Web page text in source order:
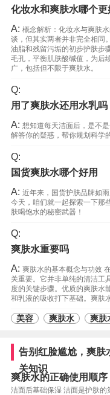
化妆水和爽肤水哪个更
A: 概念解析：化妆水与爽肤
谈，但其实两者并非完全相同
油脂和残留污垢的初步护肤步
毛孔，平衡肌肤酸碱值，为后
广，包括但不限于爽肤水。
Q:
用了爽肤水还用水乳吗
A: 想知道每天洁面后，是不
解答你的疑惑，帮你规划科学
Q:
国货爽肤水哪个好用
A: 近年来，国货护肤品牌如
今天，咱们就一起探索一下那
肤喝饱水的秘密武器！
Q:
爽肤水重要吗
A: 爽肤水的基本概念与功效
关重要。它并非单纯的清洁工
度的关键步骤。优质的爽肤水
和乳液的吸收打下基础。爽肤
美容 爽肤水 爽肤
告别红脸尴尬，爽
关知识
爽肤水的正确使用顺
洁面后基础保湿 洁面是护肤